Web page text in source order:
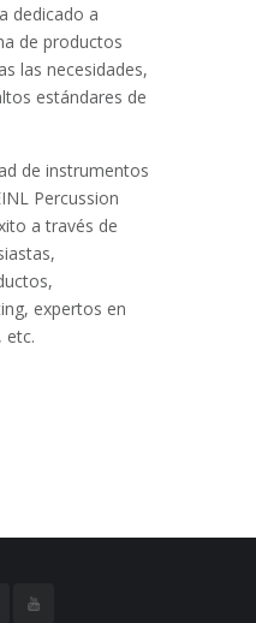
dedicado a
de productos
las necesidades,
estándares de
de instrumentos
Percussion
a través de
expertos en
etc.